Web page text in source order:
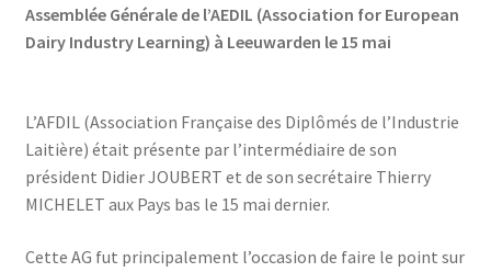
Assemblée Générale de l’AEDIL (Association for European
Dairy Industry Learning) à Leeuwarden le 15 mai
L’AFDIL (Association Française des Diplômés de l’Industrie
Laitière) était présente par l’intermédiaire de son
président Didier JOUBERT et de son secrétaire Thierry
MICHELET aux Pays bas le 15 mai dernier.
Cette AG fut principalement l’occasion de faire le point sur